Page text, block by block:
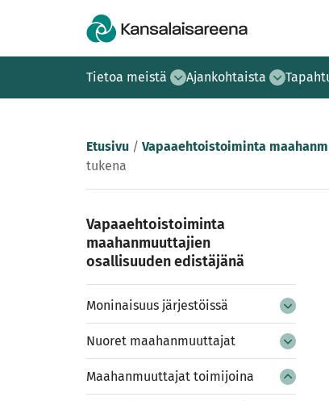
Tietoa meistä Ajankohtaista
Etusivu / Vapaaehtoistoiminta
tukena
Vapaaehtoistoiminta
maahanmuuttajien
osallisuuden edistäjänä
Moninaisuus järjestöissä
Nuoret maahanmuuttajat
Maahanmuuttajat toimijoina